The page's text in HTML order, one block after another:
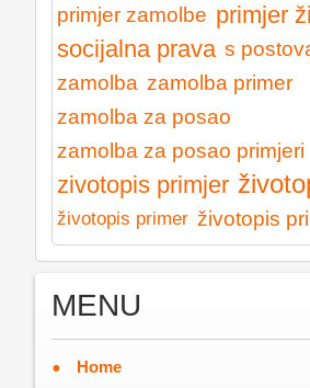
primjer zamolbe primjer
socijalna prava s
zamolba zamolba primer
zamolba za posao
zamolba za posao primjeri
zivotopis primjer
životopis primer životopis
MENU
Home